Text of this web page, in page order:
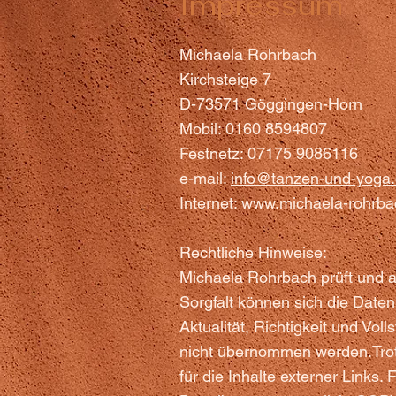
Michaela Rohrbach
Kirchsteige 7
D-73571 Göggingen-Horn
Mobil: 0160 8594807
Festnetz: 07175 9086116
e-mail:info@tanzen-und-
Internet:www.michaela-
Rechtliche Hinweise:
Michaela Rohrbach prüft und
Sorgfalt können sich die
Aktualität, Richtigkeit und
nicht übernommen
für die Inhalte externer Links.